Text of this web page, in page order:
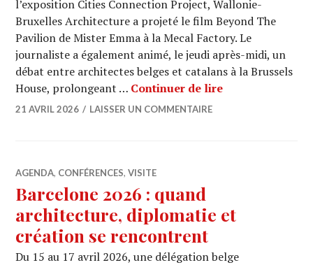
l’exposition Cities Connection Project, Wallonie-
Bruxelles Architecture a projeté le film Beyond The
Pavilion de Mister Emma à la Mecal Factory. Le
journaliste a également animé, le jeudi après-midi, un
débat entre architectes belges et catalans à la Brussels
House, prolongeant … Continuer de lireÀ Barcelone, la
21 AVRIL 2026 LAISSER UN COMMENTAIRE
AGENDA, CONFÉRENCES,VISITE
Barcelone 2026 : quand
architecture, diplomatie et
création se rencontrent
Du 15 au 17 avril 2026, une délégation belge